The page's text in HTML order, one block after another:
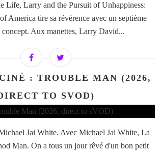
Life, Larry and the Pursuit of Unhappiness:
America tire sa révérence avec un septième
concept. Aux manettes, Larry David...
: TROUBLE MAN (2026,
TO SVOD)
Jai White. Avec Michael Jai White, La
Man. On a tous un jour rêvé d'un bon petit